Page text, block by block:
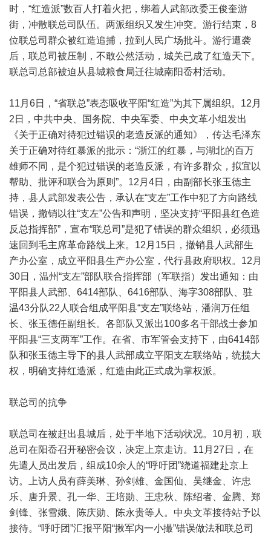
时，“红造派”数百人打着火把，绑着人武部政委王俊奎游
街，冲散联总司队伍。两派组织又发生冲突。游行结束，8
位联总司群众被红造追捕，拉到人民广场批斗。游行遭袭
后，联总司被压制，不敢公然活动，城关已成了红造天下。
联总司总部被迫从县城粮食局迁往城南阳岙村活动。
11月6日，“省联总”表态吸收平阳“红造”为其下属组织。12月
2日，中共中央、国务院、中央军委、中央文革小组发出
《关于正确对待犯过错误的老造反派的通知》，传达毛泽东
关于正确对待红暴派的批示：“浙江的红暴，与湖北的百万
雄师不同，是个犯过错误的老造反派，有许多群众，拟宜以
帮助、批评和联合为原则”。12月4日，由副部长张玉德主
持，县人武部发表公告，承认在“支左”工作中犯了方向路线
错误，撤销以往“支左”公告和声明，坚决支持“平阳县红色造
反总指挥部”，宣布“联总司”是犯了错误的群众组织，必须迅
速回到毛主席革命路线上来。12月15日，撤销县人武部生
产办公室，成立平阳县生产办公室，代行县政府职权。12月
30日，温州“支左”部队联合指挥部（军联指）发出通知：由
平阳县人武部、6414部队、6416部队、海字308部队、驻
温43分队22人联合组成平阳县“支左”联络站，潘润万任组
长、张玉德任副组长。各部队又派出100多名干部战士参加
平阳县“三支两军”工作。在省、市军管会支持下，由6414部
队和张玉德主导下的县人武部成立平阳支左联络站，统揽大
权，明确支持红造派，红造由此正式成为掌权派。
联总司的抗争
联总司在被赶出县城后，处于半地下活动状况。10月初，联
总司在阳岙召开秘密会议，决定上京走访。11月27日，在
先遣人员出发后，组成10余人的“呼吁团”绕道福建赴京上
访。上访人员有薛美琳、孙剑雄、金国仙、吴继金、许忠
乐、唐升景、孔一华、王培勋、王忠秋、陈绍者、金腾、郑
剑锋、张雪娥、陈庆勋、陈永贵等人。中央文革接待站予以
接待。“呼吁团”汇报平阳“揪军内一小撮”错误做法和联总司